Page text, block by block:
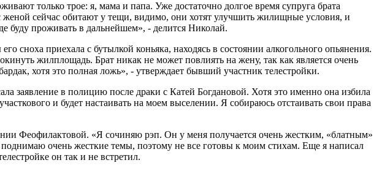
только трое: я, мама и папа. Уже достаточно долгое время супруга брата
женой сейчас обитают у тещи, видимо, они хотят улучшить жилищные условия, и
буду проживать в дальнейшем», - делится Николай.
приехала с бутылкой коньяка, находясь в состоянии алкогольного опьянения.
жилплощадь. Брат никак не может повлиять на жену, так как является очень
хотя это полная ложь», - утверждает бывший участник телестройки.
заявление в полицию после драки с Катей Богдановой. Хотя это именно она избила
и будет настаивать на моем выселении. Я собираюсь отстаивать свои права
Феофилактовой. «Я сочиняю рэп. Он у меня получается очень жестким, «блатным»
очень жесткие темы, поэтому не все готовы к моим стихам. Еще я написал
он так и не встретил.